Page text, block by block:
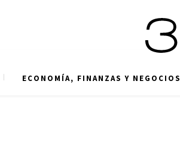
ECONOMÍA, FINANZAS Y NEGOCIOS